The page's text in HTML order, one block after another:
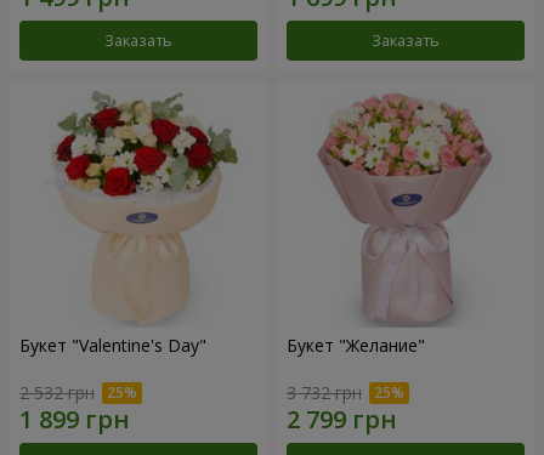
Заказать Заказать
Букет "Valentine's Day"
2 532 грн
Букет "Желание"
3 732 грн